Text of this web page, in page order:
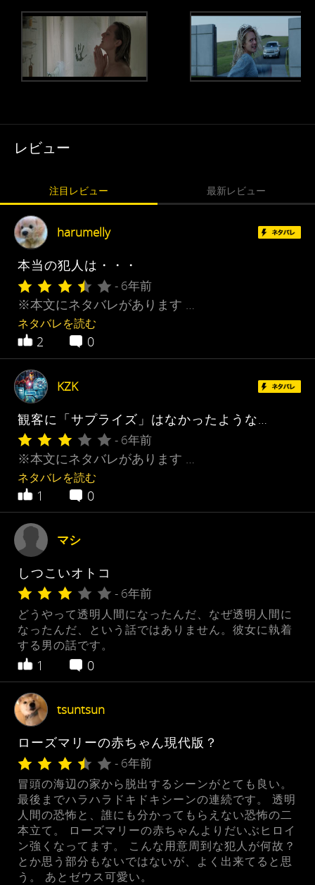
レビュー
注目レビュー 最新レビュー
harumelly
本当の犯人は・・・
- 6年前
※本文にネタバレがあります …
ネタバレを読む
2 0
KZK
観客に「サプライズ」はなかったような…
- 6年前
※本文にネタバレがあります …
ネタバレを読む
1 0
マシ
しつこいオトコ
- 6年前
どうやって透明人間になったんだ、なぜ透明人間に
なったんだ、という話ではありません。彼女に執着
する男の話です。
1 0
tsuntsun
ローズマリーの赤ちゃん現代版？
- 6年前
冒頭の海辺の家から脱出するシーンがとても良い。
最後までハラハラドキドキシーンの連続です。 透明
人間の恐怖と、誰にも分かってもらえない恐怖の二
本立て。 ローズマリーの赤ちゃんよりだいぶヒロイ
ン強くなってます。 こんな用意周到な犯人が何故？
とか思う部分もないではないが、よく出来てると思
う。 あとゼウス可愛い。